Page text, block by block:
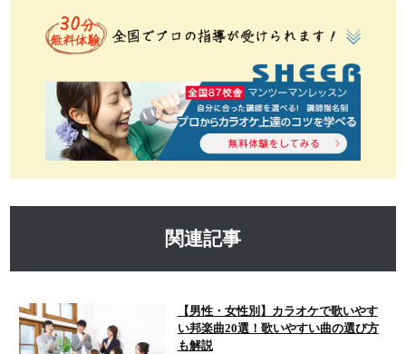
関連記事
【男性・女性別】カラオケで歌いやす
い邦楽曲20選！歌いやすい曲の選び方
も解説